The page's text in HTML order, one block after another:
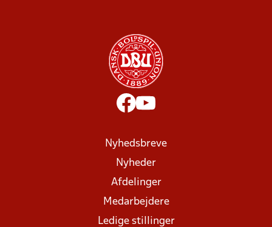
Nyhedsbreve
Nyheder
Afdelinger
Medarbejdere
Ledige stillinger